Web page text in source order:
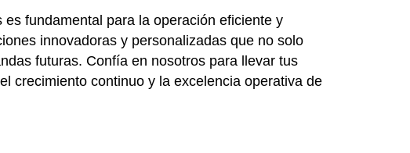
fundamental para la operación eficiente y
innovadoras y personalizadas que no solo
futuras. Confía en nosotros para llevar tus
crecimiento continuo y la excelencia operativa de